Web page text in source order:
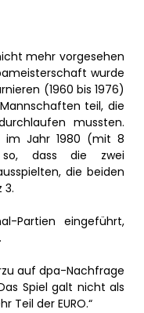
mehr vorgesehen
wurde
(1960 bis 1976)
teil, die
mussten.
im Jahr 1980 (mit 8
dass die zwei
die beiden
3.
Partien eingeführt,
auf dpa-Nachfrage
Spiel galt nicht als
der EURO.“